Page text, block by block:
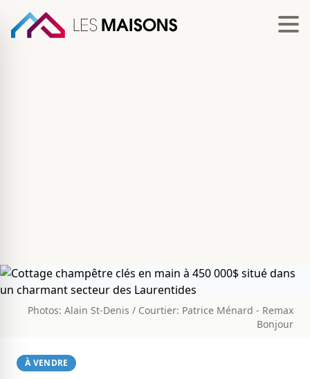
Photos: Alain St-Denis / Courtier: Patrice Ménard - Remax
Bonjour
À VENDRE